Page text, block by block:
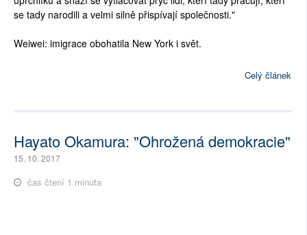
se tady narodili a velmi silně přispívají společnosti."
Weiwei: imigrace obohatila New York i svět.
Celý článek
Hayato Okamura: "Ohrožená demokracie"
15. 10. 2017
čas čtení 1 minuta